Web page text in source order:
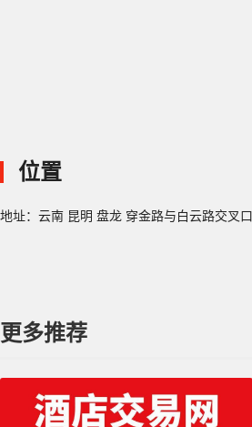
位置
地址：云南 昆明 盘龙 穿金路与白云路交叉口
更多推荐